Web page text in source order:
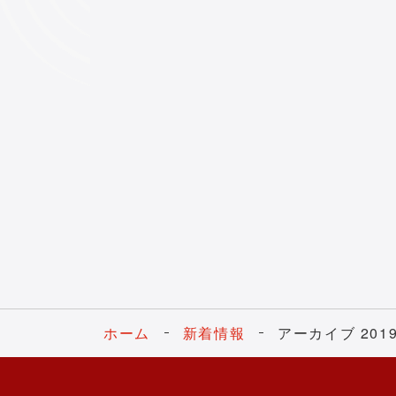
ホーム 新着情報 アーカイブ